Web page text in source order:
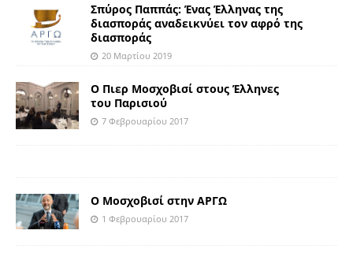
Σπύρος Παππάς: Ένας Έλληνας της
διασποράς αναδεικνύει τον αφρό της
διασποράς
20 Μαρτίου 2019
O Πιερ Μοσχοβισί στους Έλληνες
του Παρισιού
7 Φεβρουαρίου 2017
Ο Μοσχοβισί στην ΑΡΓΩ
1 Φεβρουαρίου 2017